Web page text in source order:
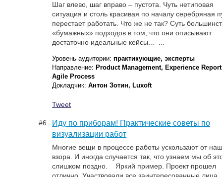
Шаг влево, шаг вправо – пустота. Чуть нетиповая
ситуация и столь красивая по началу серебряная
перестает работать. Что же не так? Суть
«бумажных» подходов в том, что они описывают
достаточно идеальные кейсы... …
Уровень аудитории:практикующие, эксперты
Направление: Product Management, Experience
Agile Process
Докладчик:Антон Зотин, Luxoft
Tweet
#6
Иду по приборам! Практические советы по
визуализации работ
Многие вещи в процессе работы ускользают от
взора. И иногда случается так, что узнаем мы об
слишком поздно. Яркий пример. Проект прошел